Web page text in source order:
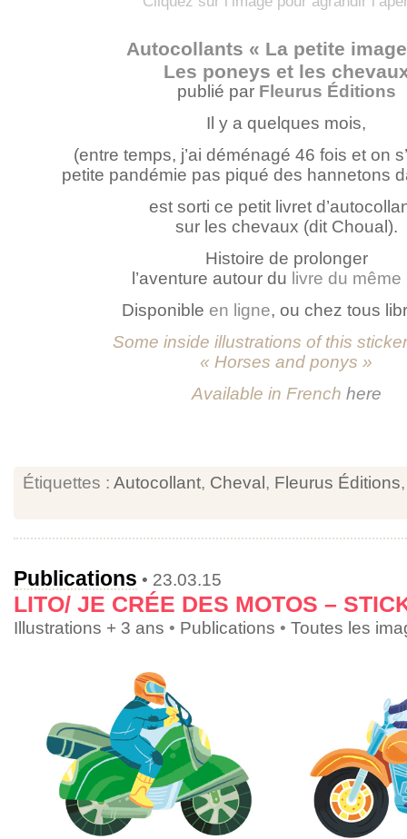
Autocollants « La petite
Les poneys et les
publié par Fleurus Éditions
Il y a quelques mois,
(entre temps, j’ai déménagé 46 fois et on
petite pandémie pas piqué des hannetons
est sorti ce petit livret
sur les chevaux (dit Choual).
Histoire de prolonger
l’aventure autour du livre du même
Disponible en ligne, ou chez tous
Some inside illustrations of this
« Horses and ponys »
Available in French here
Étiquettes : Autocollant, Cheval , Fleurus Éditions
Publications • 23.03.15
LITO/ JE CRÉE DES MOTOS –
Illustrations + 3 ans • Publications • Toutes les